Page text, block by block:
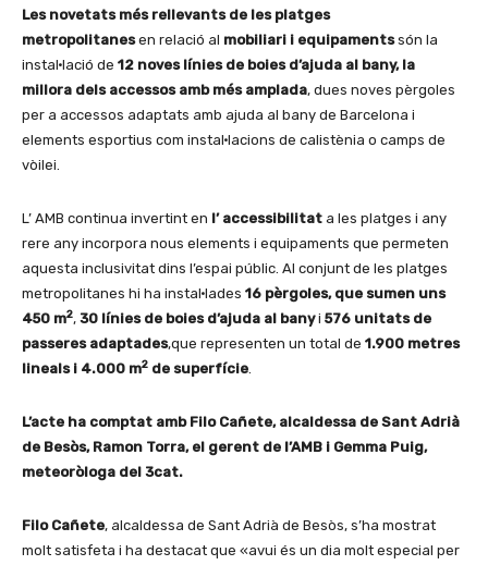
Les novetats més rellevants de les platges
metropolitanesen relació al mobiliari i equipamentssón la
instal·lació de 12 noves línies de boies d’ajuda al bany, la
millora dels accessos amb més amplada, dues noves pèrgoles
per a accessos adaptats amb ajuda al bany de Barcelona i
elements esportius com instal·lacions de calistènia o camps de
vòilei.
L’ AMB continua invertint en l’ accessibilitat a les platges i any
rere any incorpora nous elements i equipaments que permeten
aquesta inclusivitat dins l’espai públic. Al conjunt de les platges
metropolitanes hi ha instal·lades 16 pèrgoles, que sumen uns
450 m2, 30 línies de boies d’ajuda al banyi 576 unitats de
passeres adaptades,que representen un total de 1.900 metres
lineals i 4.000 m2 de superfície
L’acte ha comptat amb Filo Cañete, alcaldessa de Sant Adrià
de Besòs, Ramon Torra, el gerent de l’AMB i Gemma Puig,
meteoròloga del 3cat.
Filo Cañete, alcaldessa de Sant Adrià de Besòs, s’ha mostrat
molt satisfeta i ha destacat que «avui és un dia molt especial per